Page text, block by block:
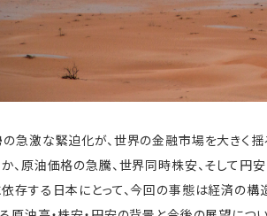
急激な緊迫化が、世界の金融市場を大きく
、原油価格の急騰、世界同時株安、そして円
存する日本にとって、今回の事態は経済の